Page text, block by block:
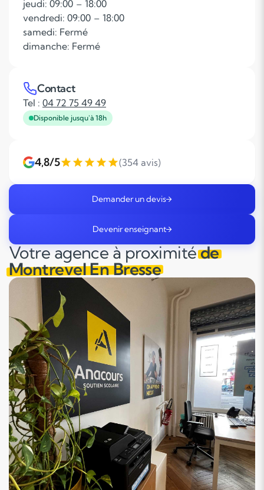
Votre agence à proximitéde
Montrevel En Bresse
jeudi: 09:00 – 18:00
vendredi: 09:00 – 18:00
samedi: Fermé
dimanche: Fermé
Contact
Tel : 04 72 75 49 49
Disponible jusqu'à 18h
4,8/5 (354 avis)
Demander un devis
Devenir enseignant